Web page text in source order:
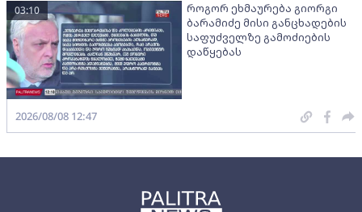
როგორ ეხმაურება გიორგი
ბარამიძე მისი განცხადების
საფუძველზე გამოძიების
დაწყებას
03:10
2026/08/08 12:47